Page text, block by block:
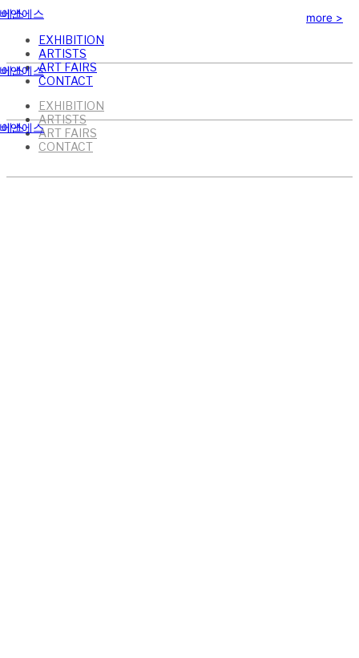
EXHIBITION
ARTISTS
ART FAIRS
CONTACT
EXHIBITION
ARTISTS
ART FAIRS
CONTACT
more >